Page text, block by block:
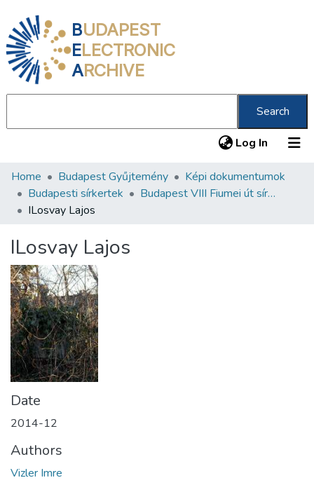
BUDAPEST
ELECTRONIC
ARCHIVE
Search
Log In (current)
Communities & Collections
All of DSpace
About us
Home Budapest Gyűjtemény
Képi dokumentumok
Budapesti sírkertek
Budapest VIII Fiumei út sírkert 3. rész
ILosvay Lajos
ILosvay Lajos
Date
2014-12
Authors
Vizler Imre